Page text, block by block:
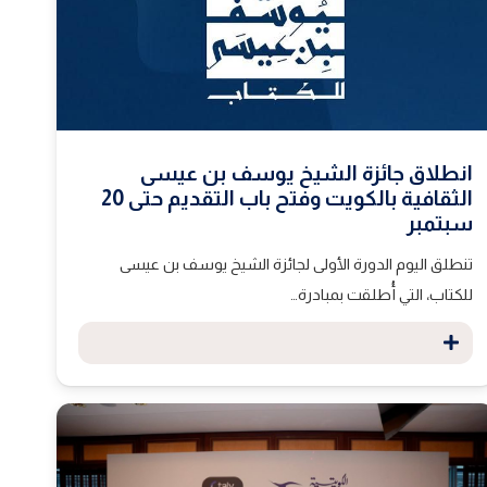
انطلاق جائزة الشيخ يوسف بن عيسى
الثقافية بالكويت وفتح باب التقديم حتى 20
سبتمبر
تنطلق اليوم الدورة الأولى لجائزة الشيخ يوسف بن عيسى
للكتاب، التي أُطلقت بمبادرة…